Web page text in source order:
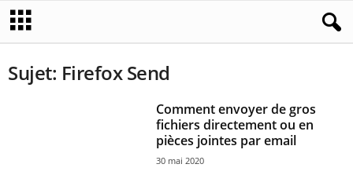
Sujet: Firefox Send
Comment envoyer de gros
fichiers directement ou en
pièces jointes par email
30 mai 2020